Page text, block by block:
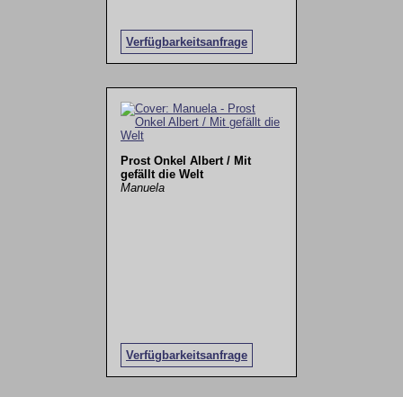
Verfügbarkeitsanfrage
Prost Onkel Albert / Mit
gefällt die Welt
Manuela
Verfügbarkeitsanfrage